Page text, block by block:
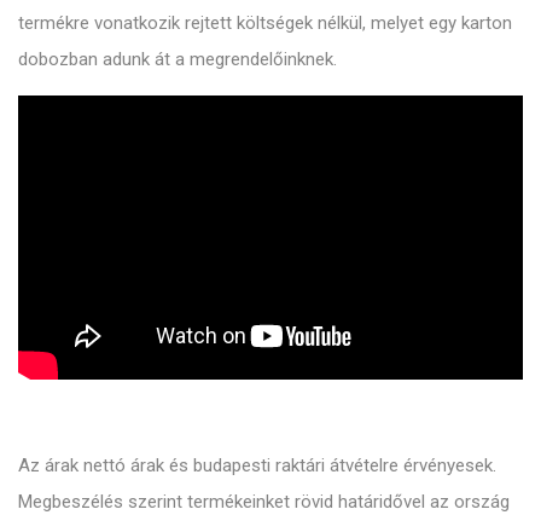
termékre vonatkozik rejtett költségek nélkül, melyet egy karton
dobozban adunk át a megrendelőinknek.
Az árak nettó árak és budapesti raktári átvételre érvényesek.
Megbeszélés szerint termékeinket rövid határidővel az ország